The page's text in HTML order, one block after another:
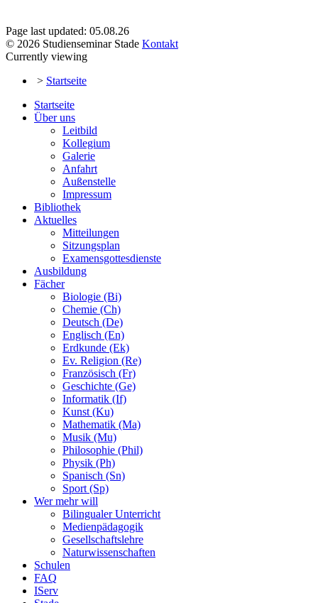
Page last updated: 05.08.26
© 2026 Studienseminar Stade Kontakt
Currently viewing
> Startseite
Startseite
Über uns
Leitbild
Kollegium
Galerie
Anfahrt
Außenstelle
Impressum
Bibliothek
Aktuelles
Mitteilungen
Sitzungsplan
Examensgottesdienste
Ausbildung
Fächer
Biologie (Bi)
Chemie (Ch)
Deutsch (De)
Englisch (En)
Erdkunde (Ek)
Ev. Religion (Re)
Französisch (Fr)
Geschichte (Ge)
Informatik (If)
Kunst (Ku)
Mathematik (Ma)
Musik (Mu)
Philosophie (Phil)
Physik (Ph)
Spanisch (Sn)
Sport (Sp)
Wer mehr will
Bilingualer Unterricht
Medienpädagogik
Gesellschaftslehre
Naturwissenschaften
Schulen
FAQ
IServ